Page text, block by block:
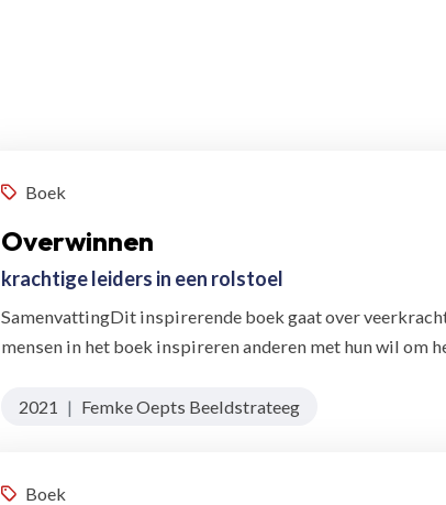
Boek
Overwinnen
krachtige leiders in een rolstoel
SamenvattingDit inspirerende boek gaat over
mensen in het boek inspireren anderen met hun wil om
2021 | Femke Oepts Beeldstrateeg
Boek